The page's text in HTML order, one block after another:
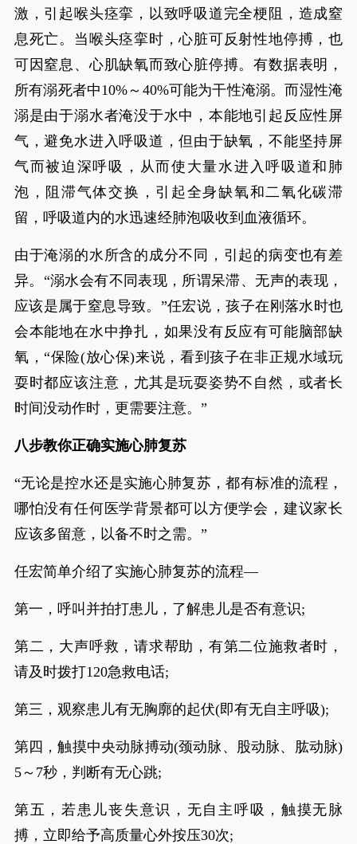
激，引起喉头痉挛，以致呼吸道完全梗阻，造成窒
息死亡。当喉头痉挛时，心脏可反射性地停搏，也
可因窒息、心肌缺氧而致心脏停搏。有数据表明，
所有溺死者中10%～40%可能为干性淹溺。而湿性淹
溺是由于溺水者淹没于水中，本能地引起反应性屏
气，避免水进入呼吸道，但由于缺氧，不能坚持屏
气而被迫深呼吸，从而使大量水进入呼吸道和肺
泡，阻滞气体交换，引起全身缺氧和二氧化碳滞
留，呼吸道内的水迅速经肺泡吸收到血液循环。
由于淹溺的水所含的成分不同，引起的病变也有差
异。“溺水会有不同表现，所谓呆滞、无声的表现，
应该是属于窒息导致。”任宏说，孩子在刚落水时也
会本能地在水中挣扎，如果没有反应有可能脑部缺
氧，“保险(放心保)来说，看到孩子在非正规水域玩
耍时都应该注意，尤其是玩耍姿势不自然，或者长
时间没动作时，更需要注意。”
八步教你正确实施心肺复苏
“无论是控水还是实施心肺复苏，都有标准的流程，
哪怕没有任何医学背景都可以方便学会，建议家长
应该多留意，以备不时之需。”
任宏简单介绍了实施心肺复苏的流程—
第一，呼叫并拍打患儿，了解患儿是否有意识;
第二，大声呼救，请求帮助，有第二位施救者时，
请及时拨打120急救电话;
第三，观察患儿有无胸廓的起伏(即有无自主呼吸);
第四，触摸中央动脉搏动(颈动脉、股动脉、肱动脉)
5～7秒，判断有无心跳;
第五，若患儿丧失意识，无自主呼吸，触摸无脉
搏，立即给予高质量心外按压30次;